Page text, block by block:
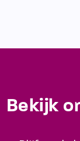
Bekijk